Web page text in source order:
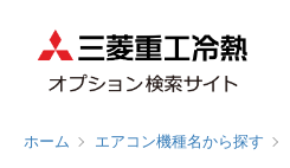
ホーム エアコン機種名から探す